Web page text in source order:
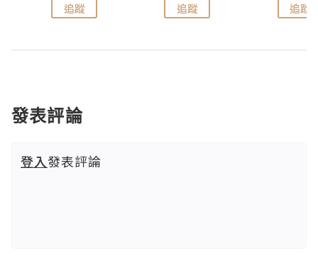
追蹤 追蹤 追蹤
發表評論
登入發表評論